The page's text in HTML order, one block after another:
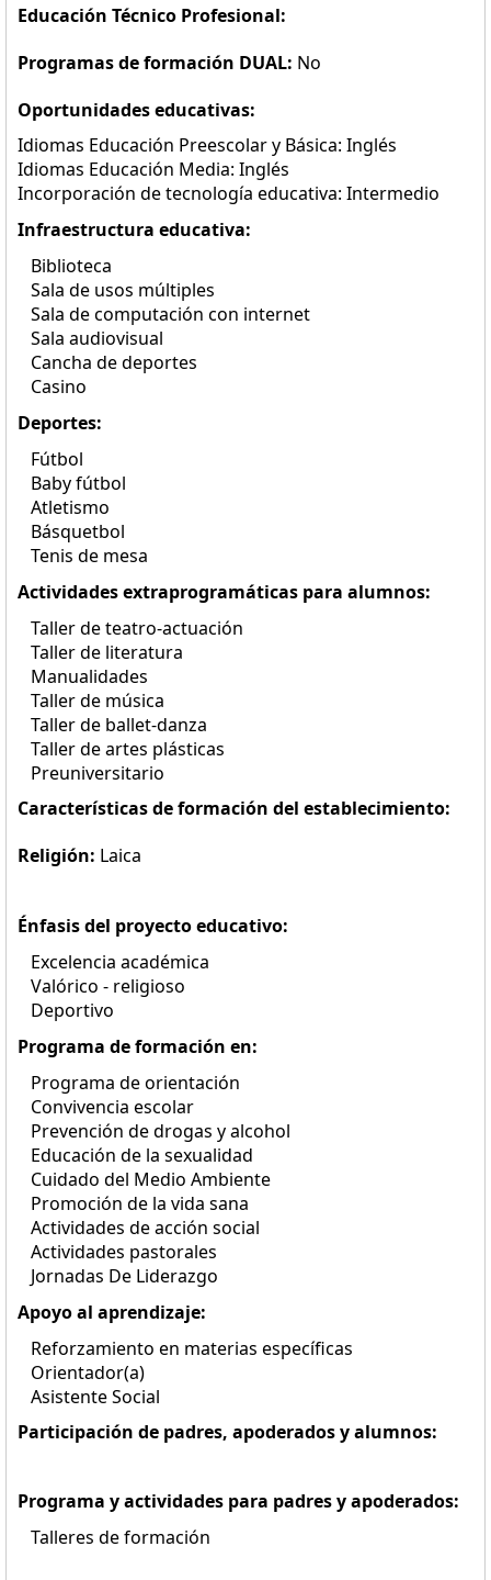
Educación Técnico Profesional:
Programas de formación DUAL: No
Oportunidades educativas:
Idiomas Educación Preescolar y Básica: Inglés
Idiomas Educación Media: Inglés
Incorporación de tecnología educativa: Intermedio
Infraestructura educativa:
Biblioteca
Sala de usos múltiples
Sala de computación con internet
Sala audiovisual
Cancha de deportes
Casino
Deportes:
Fútbol
Baby fútbol
Atletismo
Básquetbol
Tenis de mesa
Actividades extraprogramáticas para alumnos:
Taller de teatro-actuación
Taller de literatura
Manualidades
Taller de música
Taller de ballet-danza
Taller de artes plásticas
Preuniversitario
Características de formación del establecimiento:
Religión: Laica
Énfasis del proyecto educativo:
Excelencia académica
Valórico - religioso
Deportivo
Programa de formación en:
Programa de orientación
Convivencia escolar
Prevención de drogas y alcohol
Educación de la sexualidad
Cuidado del Medio Ambiente
Promoción de la vida sana
Actividades de acción social
Actividades pastorales
Jornadas De Liderazgo
Apoyo al aprendizaje:
Reforzamiento en materias específicas
Orientador(a)
Asistente Social
Participación de padres, apoderados y alumnos:
Programa y actividades para padres y apoderados:
Talleres de formación